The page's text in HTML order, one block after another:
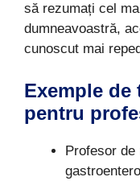
să rezumați cel
dumneavoastră,
cunoscut mai
Exemple de
pentru
Profesor